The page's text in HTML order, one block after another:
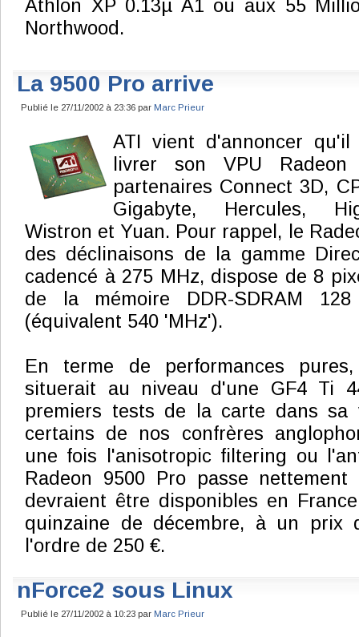
Athlon XP 0.13µ A1 ou aux 55
Northwood.
La 9500 Pro arrive
Publié le 27/11/2002 à 23:36 par Marc Prieur
ATI vient d'annoncer qu'il
livrer son VPU
partenaires Connect 3D,
Gigabyte, Hercules,
Wistron et Yuan. Pour rappel, le
des déclinaisons de la gamme
cadencé à 275 MHz, dispose de 8
de la mémoire DDR-SDRAM
(équivalent 540 'MHz').
En terme de performances
situerait au niveau d'une GF4 Ti
premiers tests de la carte dans sa
certains de nos confrères
une fois l'anisotropic filtering ou
Radeon 9500 Pro passe
devraient être disponibles en
quinzaine de décembre, à un prix
l'ordre de 250 €.
nForce2 sous Linux
Publié le 27/11/2002 à 10:23 par Marc Prieur